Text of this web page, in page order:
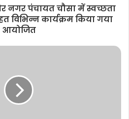
नगर पंचायत चौसा में स्वच्छता
विभिन्न कार्यक्रम किया गया
आयोजित